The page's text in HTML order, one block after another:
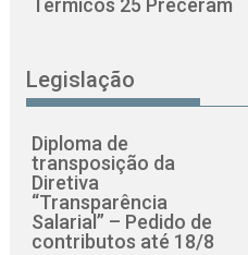
Legislação
Diploma de
transposição da
Diretiva
“Transparência
Salarial” – Pedido de
contributos até 18/8